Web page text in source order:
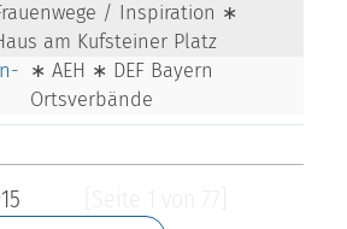
/ Inspiration ∗
am Kufsteiner Platz
∗ AEH ∗ DEF Bayern
Ortsverbände